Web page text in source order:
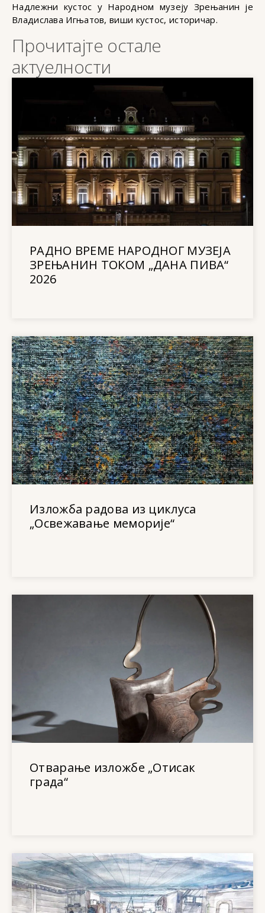
Надлежни кустос у Народном музеју Зрењанин је
Владислава Игњатов, виши кустос, историчар.
Прочитајте остале
актуелности
РАДНО ВРЕМЕ НАРОДНОГ МУЗЕЈА
ЗРЕЊАНИН ТОКОМ „ДАНА ПИВА“
2026
Изложба радова из циклуса
„Освежавање меморије“
Отварање изложбе „Отисак
града“